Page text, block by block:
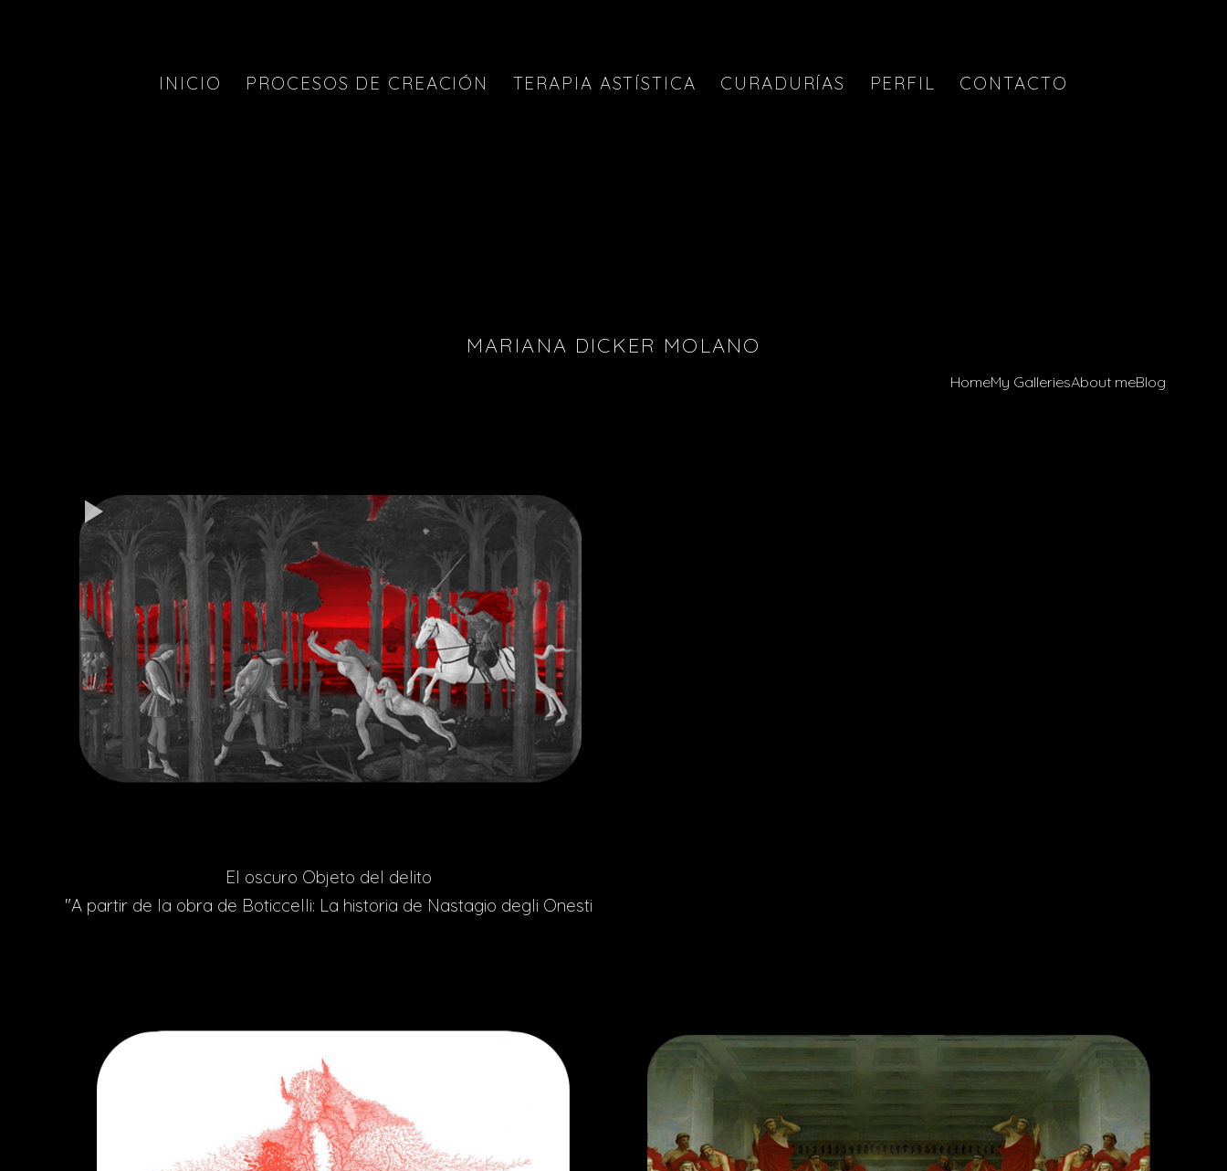
INICIO PROCESOS DE CREACIÓN TERAPIA ASTÍSTICA CURADURÍAS PERFIL CONTACTO
MARIANA DICKER MOLANO
HomeMy GalleriesAbout meBlog
El oscuro Objeto del delito
"A partir de la obra de Boticcelli: La historia de Nastagio degli Onesti